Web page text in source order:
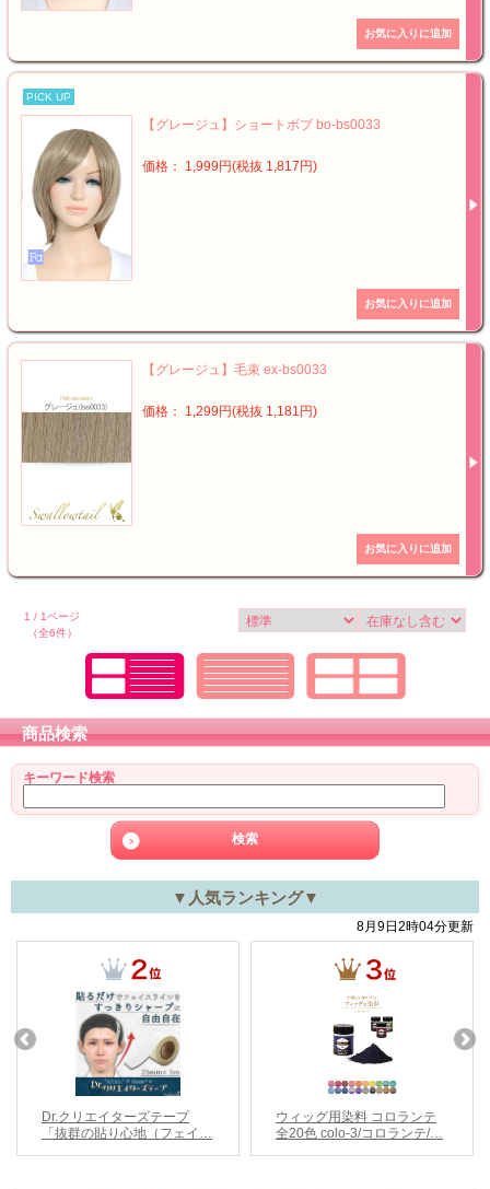
PICK UP
【グレージュ】ショートボブ bo-bs0033
価格： 1,999円(税抜 1,817円)
【グレージュ】毛束 ex-bs0033
価格： 1,299円(税抜 1,181円)
1 / 1ページ
（全6件）
商品検索
キーワード検索
▼人気ランキング▼